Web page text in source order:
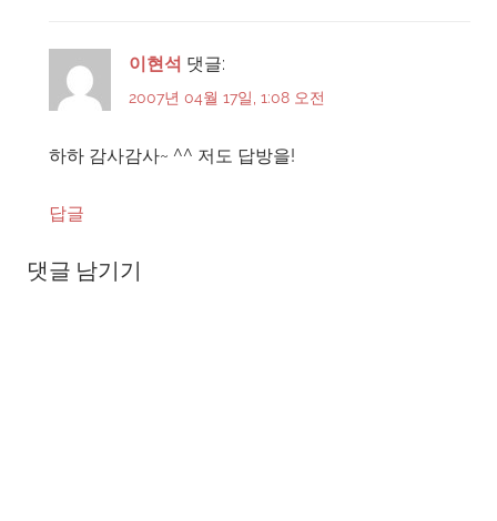
이현석 댓글:
2007년 04월 17일, 1:08 오전
하하 감사감사~ ^^ 저도 답방을!
답글
댓글 남기기